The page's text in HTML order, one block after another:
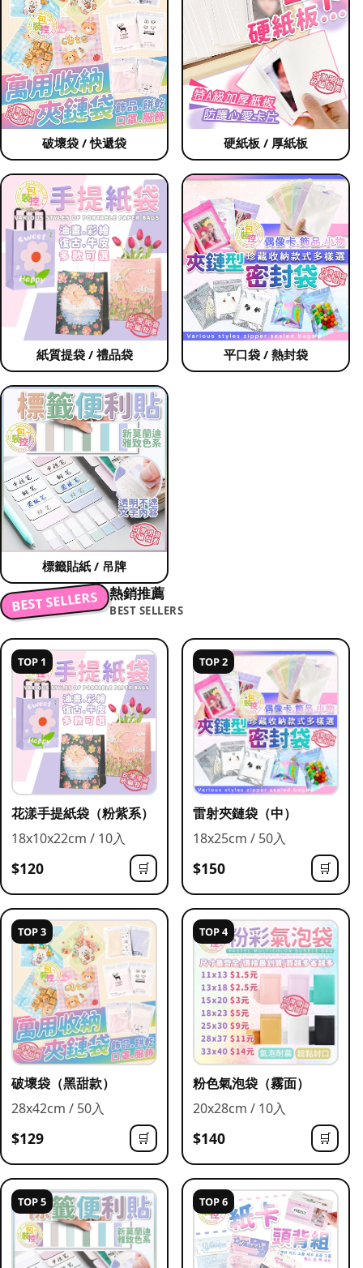
破壞袋 / 快遞袋 硬紙板 / 厚紙板
紙質提袋 / 禮品袋 平口袋 / 熱封袋
標籤貼紙 / 吊牌
BEST SELLERS 熱銷推薦
BEST SELLERS
TOP 1
花漾手提紙袋（粉紫系）
18x10x22cm / 10入
$120 🛒
TOP 2
雷射夾鏈袋（中）
18x25cm / 50入
$150 🛒
TOP 3
破壞袋（黑甜款）
28x42cm / 50入
$129 🛒
TOP 4
粉色氣泡袋（霧面）
20x28cm / 10入
$140 🛒
TOP 5 TOP 6